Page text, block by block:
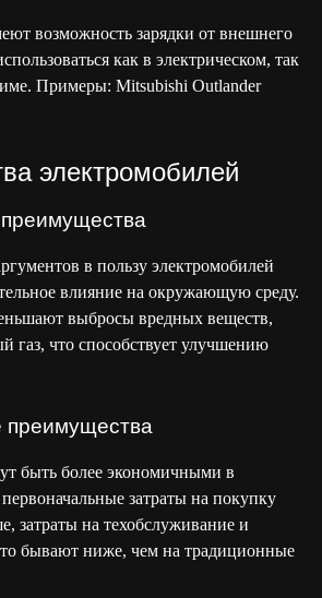
возможность зарядки от внешнего
как в электрическом, так
Примеры: Mitsubishi Outlander
электромобилей
в пользу электромобилей
влияние на окружающую среду.
выбросы вредных веществ,
газ, что способствует улучшению
преимущества
быть более экономичными в
затраты на покупку
затраты на техобслуживание и
бывают ниже, чем на традиционные